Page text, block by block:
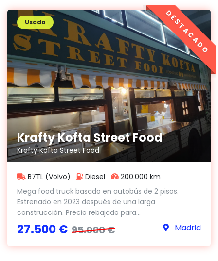
Krafty Kofta Street Food
Krafty Kofta Street Food
Usado
B7TL (Volvo) Diesel
200.000 km
Mega food truck basado en autobús de 2 pisos.
Estrenado en 2023 después de una larga
construcción. Precio rebajado para...
27.500 € 95.000 € Madrid
DESTACADO